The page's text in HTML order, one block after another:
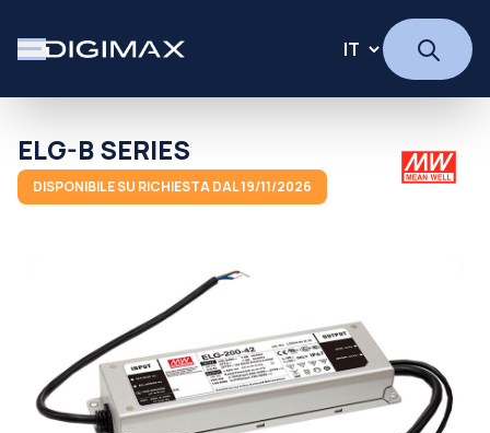
ELG-B SERIES
DISPONIBILE SU RICHIESTA DAL 19/11/2026